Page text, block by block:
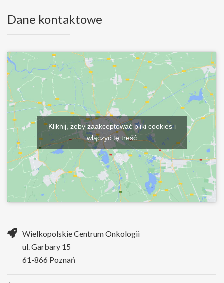
Dane kontaktowe
Kliknij, żeby zaakceptować pliki cookies i
włączyć tę treść
Wielkopolskie Centrum Onkologii
ul. Garbary 15
61-866 Poznań